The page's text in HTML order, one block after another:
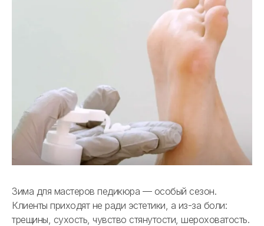
Зима для мастеров педикюра — особый сезон.
Клиенты приходят не ради эстетики, а из-за боли:
трещины, сухость, чувство стянутости, шероховатость.